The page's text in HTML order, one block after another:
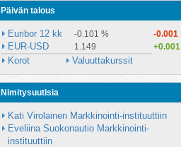
Päivän talous
Euribor 12 kk -0.101 % -0.001
EUR-USD 1.149 +0.001
Korot Valuuttakurssit
Nimitysuutisia
Kati Virolainen Markkinointi-instituuttiin
Eveliina Suokonautio Markkinointi-
instituuttiin